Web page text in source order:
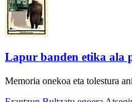
Lapur banden etika ala
Memoria onekoa eta tolestura